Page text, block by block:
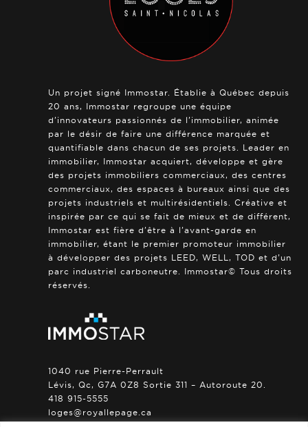
Un projet signé Immostar. Établie à Québec depuis
20 ans, Immostar regroupe une équipe
d’innovateurs passionnés de l’immobilier, animée
par le désir de faire une différence marquée et
quantifiable dans chacun de ses projets. Leader en
immobilier, Immostar acquiert, développe et gère
des projets immobiliers commerciaux, des centres
commerciaux, des espaces à bureaux ainsi que des
projets industriels et multirésidentiels. Créative et
inspirée par ce qui se fait de mieux et de différent,
Immostar est fière d’être à l’avant-garde en
immobilier, étant le premier promoteur immobilier
à développer des projets LEED, WELL, TOD et d’un
parc industriel carboneutre. Immostar© Tous droits
réservés.
1040 rue Pierre-Perrault
Lévis, Qc, G7A 0Z8 Sortie 311 – Autoroute 20.
418 915-5555
loges@royallepage.ca